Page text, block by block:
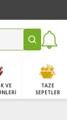
VE
TAZE
SEPETLER